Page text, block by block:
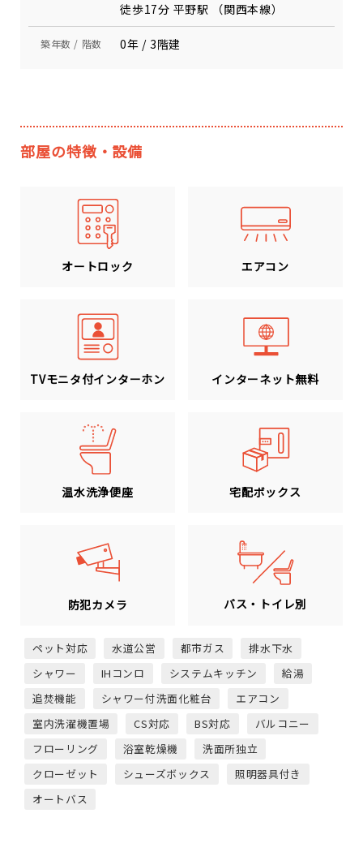
徒歩17分 平野駅 （関西本線）
築年数 / 階数 0年 / 3階建
部屋の特徴・設備
オートロック エアコン
TVモニタ付インターホン インターネット無料
温水洗浄便座 宅配ボックス
防犯カメラ バス・トイレ別
ペット対応 水道公営 都市ガス
排水下水
シャワー
IHコンロ システムキッチン
給湯
追焚機能
シャワー付洗面化粧台
エアコン
室内洗濯機置場
CS対応 BS対応
バルコニー
フローリング
浴室乾燥機
洗面所独立
クローゼット
シューズボックス
照明器具付き
オートバス